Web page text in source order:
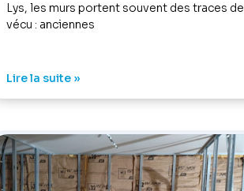
Lys, les murs portent souvent des traces de
vécu : anciennes
Lire la suite »